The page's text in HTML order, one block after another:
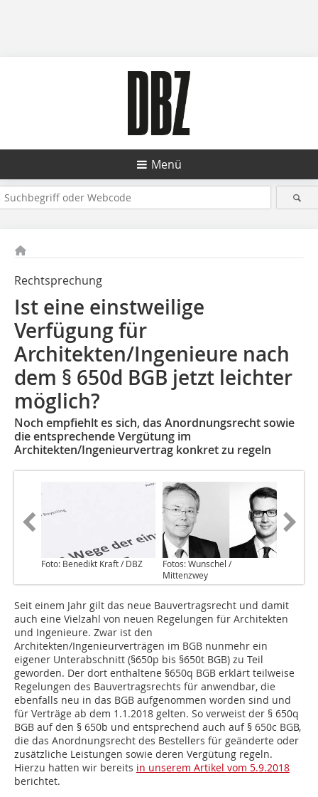
Menü
Rechtsprechung
Ist eine einstweilige
Verfügung für
Architekten/Ingenieure nach
dem § 650d BGB jetzt leichter
möglich?
Noch empfiehlt es sich, das Anordnungsrecht sowie
die entsprechende Vergütung im
Architekten/Ingenieurvertrag konkret zu regeln
Foto: Benedikt Kraft / DBZ
Fotos: Wunschel /
Mittenzwey
Seit einem Jahr gilt das neue Bauvertragsrecht und damit
auch eine Vielzahl von neuen Regelungen für Architekten
und Ingenieure. Zwar ist den
Architekten/Ingenieurverträgen im BGB nunmehr ein
eigener Unterabschnitt (§650p bis §650t BGB) zu Teil
geworden. Der dort enthaltene §650q BGB erklärt teilweise
Regelungen des Bauvertragsrechts für anwendbar, die
ebenfalls neu in das BGB aufgenommen worden sind und
für Verträge ab dem 1.1.2018 gelten. So verweist der § 650q
BGB auf den § 650b und entsprechend auch auf § 650c BGB,
die das Anordnungsrecht des Bestellers für geänderte oder
zusätzliche Leistungen sowie deren Vergütung regeln.
Hierzu hatten wir bereits in unserem Artikel vom 5.9.2018
berichtet.